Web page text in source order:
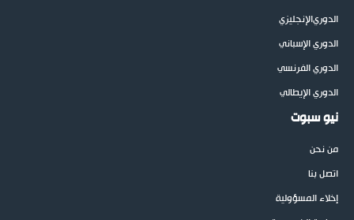
الدوريالإنجليزي
الدوري الإسباني
الدوري الفرنسي
الدوري الإيطالي
نيو سبوت
من نحن
اتصل بنا
إخلاء المسؤولية